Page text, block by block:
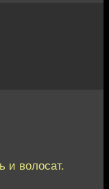
и волосат.